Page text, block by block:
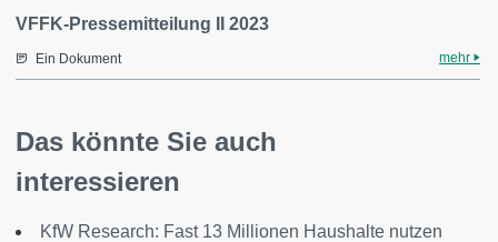
VFFK-Pressemitteilung II 2023
Ein Dokument mehr
Das könnte Sie auch
interessieren
KfW Research: Fast 13 Millionen Haushalte nutzen